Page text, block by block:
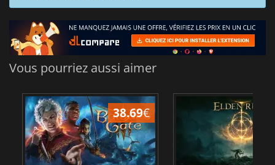
Vous pourriez aussi aimer
38.69€